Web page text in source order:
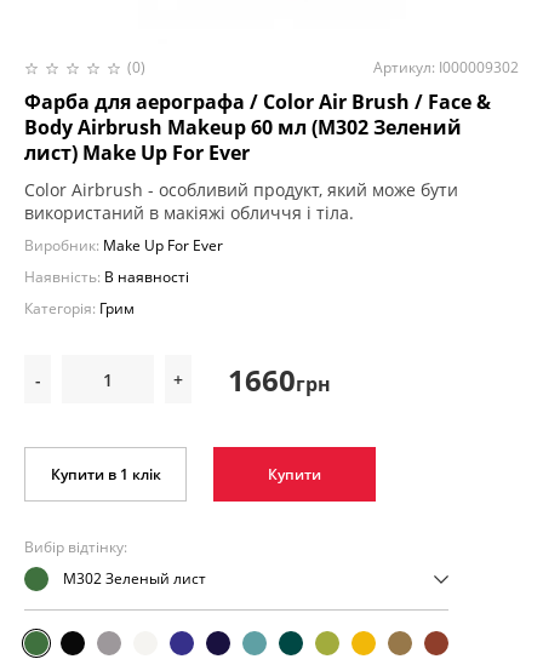
(0) Артикул: I000009302
Фарба для аерографа / Color Air Brush / Face &
Body Airbrush Makeup 60 мл (M302 Зелений
лист) Make Up For Ever
Color Airbrush - особливий продукт, який може бути
використаний в макіяжі обличчя і тіла.
Виробник: Make Up For Ever
Наявність: В наявності
Категорія: Грим
- + 1660грн
Купити в 1 клік Купити
Вибір відтінку:
M302 Зеленый лист